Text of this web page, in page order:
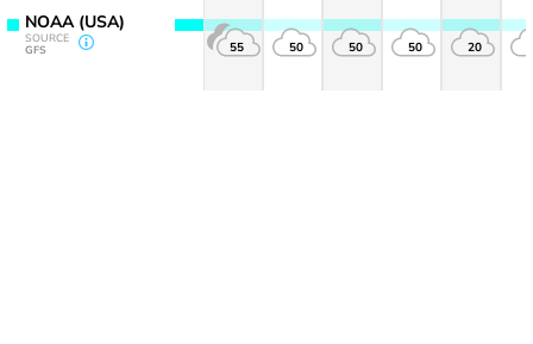
NOAA (USA)
SOURCE
GFS
55 50 50 50 20